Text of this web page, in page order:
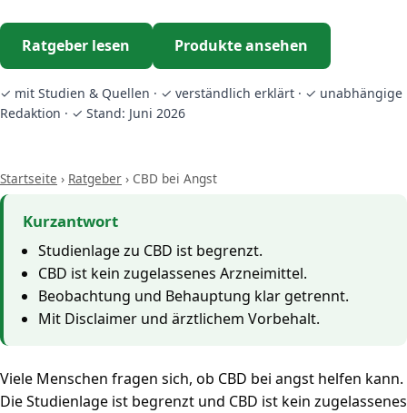
Ratgeber lesen Produkte ansehen
✓ mit Studien & Quellen · ✓ verständlich erklärt · ✓ unabhängige
Redaktion · ✓ Stand: Juni 2026
Startseite › Ratgeber › CBD bei Angst
Kurzantwort
Studienlage zu CBD ist begrenzt.
CBD ist kein zugelassenes Arzneimittel.
Beobachtung und Behauptung klar getrennt.
Mit Disclaimer und ärztlichem Vorbehalt.
Viele Menschen fragen sich, ob CBD bei angst helfen kann.
Die Studienlage ist begrenzt und CBD ist kein zugelassenes